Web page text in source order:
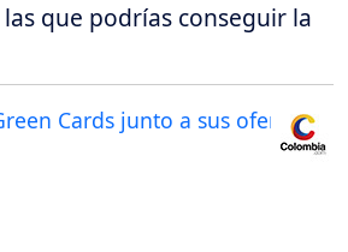
que podrías conseguir la